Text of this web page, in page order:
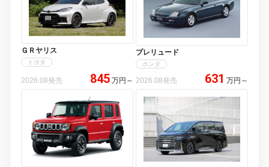
ＧＲヤリス
トヨタ
2026.08発売 845 万円 ～
プレリュード
ホンダ
2026.08発売 631 万円 ～